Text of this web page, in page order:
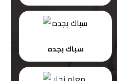
سباك بجده